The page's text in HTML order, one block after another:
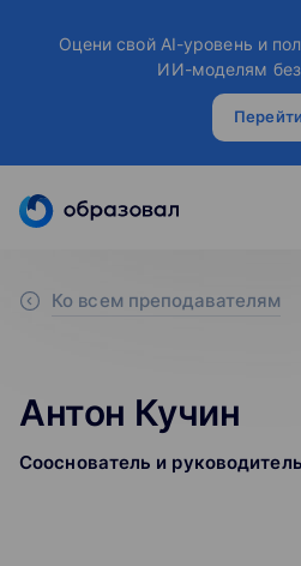
Оцени свой AI-уровень и
ИИ-моделям без
Перейти
Ко всем преподавателям
Антон Кучин
Сооснователь и